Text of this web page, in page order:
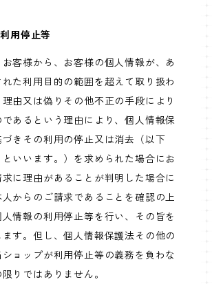
用停止等
客様から、お客様の個人情報が、あ
た利用目的の範囲を超えて取り扱わ
由又は偽りその他不正の手段により
あるという理由により、個人情報保
きその利用の停止又は消去（以下
といいます。）を求められた場合にお
に理由があることが判明した場合に
からのご請求であることを確認の上
情報の利用停止等を行い、その旨を
す。但し、個人情報保護法その他の
ョップが利用停止等の義務を負わな
りではありません。